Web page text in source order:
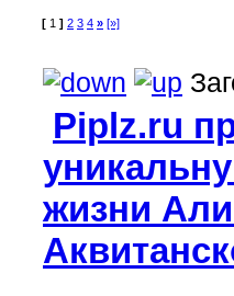
[ 1 ] 2 3 4 » [»]
Piplz.ru
жизни